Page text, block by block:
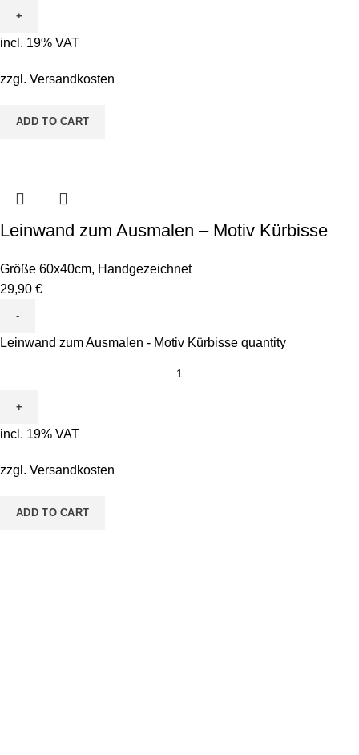
incl. 19% VAT
zzgl. Versandkosten
ADD TO CART
Leinwand zum Ausmalen – Motiv Kürbisse
Größe 60x40cm, Handgezeichnet
29,90 €
Leinwand zum Ausmalen - Motiv Kürbisse quantity
incl. 19% VAT
zzgl. Versandkosten
ADD TO CART